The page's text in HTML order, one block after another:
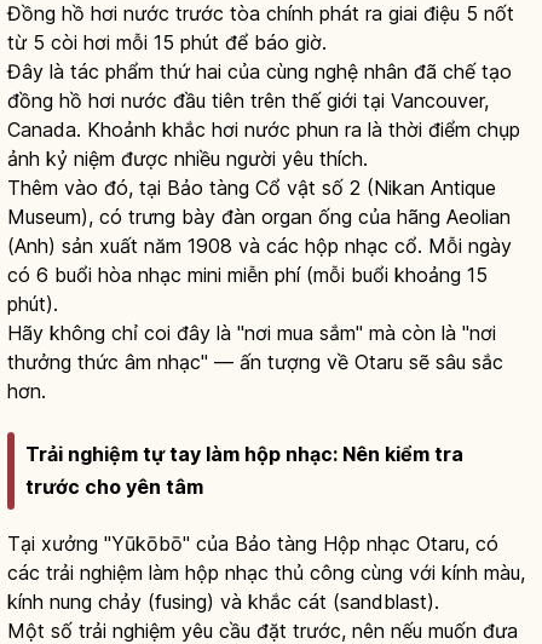
Đồng hồ hơi nước trước tòa chính phát ra giai điệu 5 nốt
từ 5 còi hơi mỗi 15 phút để báo giờ.
Đây là tác phẩm thứ hai của cùng nghệ nhân đã chế tạo
đồng hồ hơi nước đầu tiên trên thế giới tại Vancouver,
Canada. Khoảnh khắc hơi nước phun ra là thời điểm chụp
ảnh kỷ niệm được nhiều người yêu thích.
Thêm vào đó, tại Bảo tàng Cổ vật số 2 (Nikan Antique
Museum), có trưng bày đàn organ ống của hãng Aeolian
(Anh) sản xuất năm 1908 và các hộp nhạc cổ. Mỗi ngày
có 6 buổi hòa nhạc mini miễn phí (mỗi buổi khoảng 15
phút).
Hãy không chỉ coi đây là "nơi mua sắm" mà còn là "nơi
thưởng thức âm nhạc" — ấn tượng về Otaru sẽ sâu sắc
hơn.
Trải nghiệm tự tay làm hộp nhạc: Nên kiểm tra
trước cho yên tâm
Tại xưởng "Yūkōbō" của Bảo tàng Hộp nhạc Otaru, có
các trải nghiệm làm hộp nhạc thủ công cùng với kính màu,
kính nung chảy (fusing) và khắc cát (sandblast).
Một số trải nghiệm yêu cầu đặt trước, nên nếu muốn đưa